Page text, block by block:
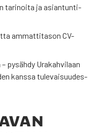
tari­noi­ta ja asian­tun­ti­
ammat­ti­ta­son CV-
– pysäh­dy Ura­kah­vi­laan
kans­sa tule­vai­suu­des­